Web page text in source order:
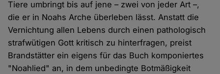
Tiere umbringt bis auf jene – zwei von jeder Art –,
die er in Noahs Arche überleben lässt. Anstatt die
Vernichtung allen Lebens durch einen pathologisch
strafwütigen Gott kritisch zu hinterfragen, preist
Brandstätter ein eigens für das Buch komponiertes
"Noahlied" an, in dem unbedingte Botmäßigkeit